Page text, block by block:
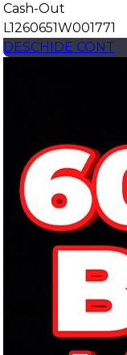
Cash-Out
L1260651W001771
DESCHIDE CONT